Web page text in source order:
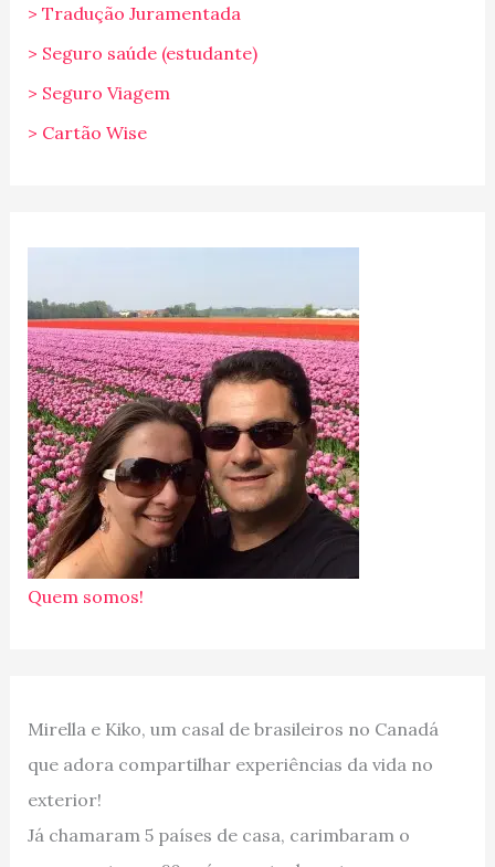
> Tradução Juramentada
> Seguro saúde (estudante)
> Seguro Viagem
> Cartão Wise
Quem somos!
Mirella e Kiko, um casal de brasileiros no Canadá
que adora compartilhar experiências da vida no
exterior!
Já chamaram 5 países de casa, carimbaram o